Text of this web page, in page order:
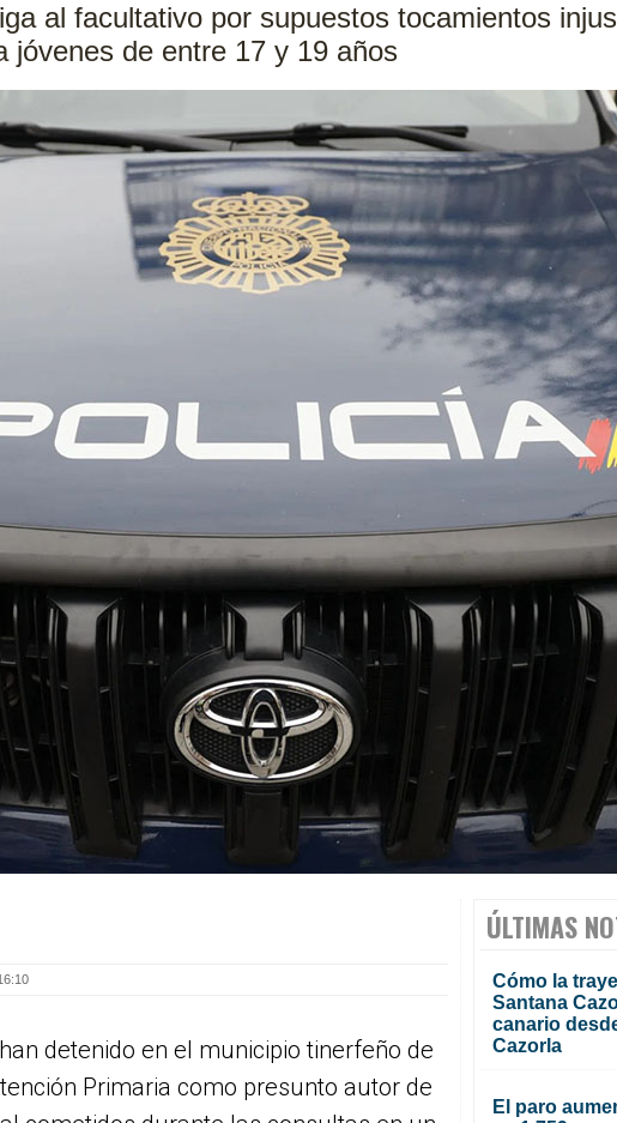
al facultativo por supuestos tocamientos
jóvenes de entre 17 y 19 años
detenido en el municipio tinerfeño de
Primaria como presunto autor de
ÚLTIMAS
Cómo la
Santana
canario
Cazorla
El paro